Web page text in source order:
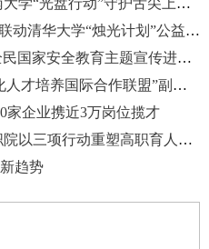
临沂市图书馆“书香点燃梦想”联动清华大学“烛光计划”公益助学讲座活动举行
“泉警护航·平安永驻”2026年全民国家安全教育主题宣传进高校特别活动在山东职业学院举办
山东职业学院当选“工业数智化人才培养国际合作联盟”副理事长单位
家企业携近3万岗位揽才
从喊口号到见真章 济南工程职院以三项行动重塑高职育人新生态
趋势